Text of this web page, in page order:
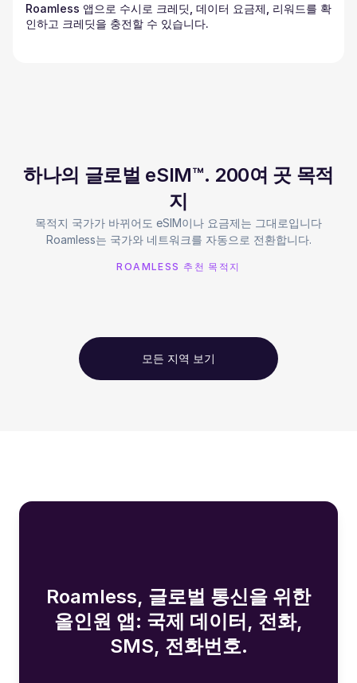
Roamless 앱으로 수시로 크레딧, 데이터 요금제, 리워드를 확
인하고 크레딧을 충전할 수 있습니다.
하나의 글로벌 eSIM™. 200여 곳 목적
지
목적지 국가가 바뀌어도 eSIM이나 요금제는 그대로입니다
Roamless는 국가와 네트워크를 자동으로 전환합니다.
ROAMLESS 추천 목적지
모든 지역 보기
Roamless, 글로벌 통신을 위한
올인원 앱: 국제 데이터, 전화,
SMS, 전화번호.